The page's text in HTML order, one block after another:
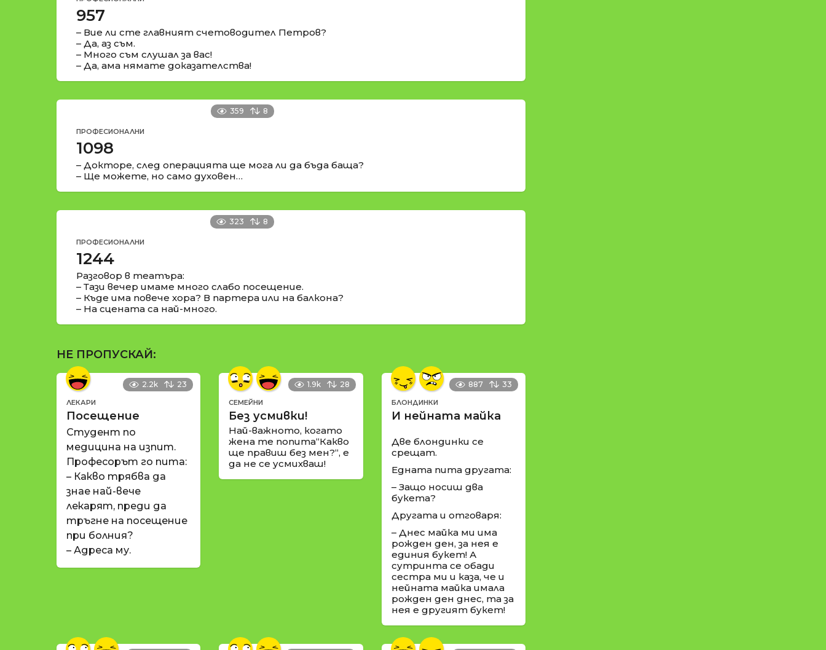
957
– Вие ли сте главният счетоводител Петров?
– Да, аз съм.
– Много съм слушал за вас!
– Да, ама нямате доказателства!
359 8
ПРОФЕСИОНАЛНИ
1098
– Докторе, след операцията ще мога ли да бъда баща?
– Ще можете, но само духовен…
323 8
ПРОФЕСИОНАЛНИ
1244
Разговор в театъра:
– Тази вечер имаме много слабо посещение.
– Къде има повече хора? В партера или на балкона?
– На сцената са най-много.
НЕ ПРОПУСКАЙ:
2.2k 23
ЛЕКАРИ
Посещение
Студент по
медицина на изпит.
Професорът го пита:
– Какво трябва да
знае най-вече
лекарят, преди да
тръгне на посещение
при болния?
– Адреса му.
1.9k 28
СЕМЕЙНИ
Без усмивки!
Най-важното, когато
жена те попита“Какво
ще правиш без мен?“, е
да не се усмихваш!
887 33
БЛОНДИНКИ
И нейната майка
Две блондинки се
срещат.
Едната пита другата:
– Защо носиш два
букета?
Другата и отговаря:
– Днес майка ми има
рожден ден, за нея е
единия букет! А
сутринта се обади
сестра ми и каза, че и
нейната майка имала
рожден ден днес, та за
нея е другият букет!